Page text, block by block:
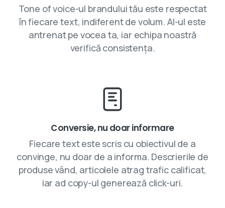
Tone of voice-ul brandului tău este respectat
în fiecare text, indiferent de volum. AI-ul este
antrenat pe vocea ta, iar echipa noastră
verifică consistența.
Conversie, nu doar informare
Fiecare text este scris cu obiectivul de a
convinge, nu doar de a informa. Descrierile de
produse vând, articolele atrag trafic calificat,
iar ad copy-ul generează click-uri.